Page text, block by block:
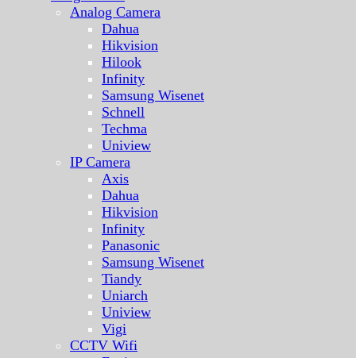
Analog Camera
Dahua
Hikvision
Hilook
Infinity
Samsung Wisenet
Schnell
Techma
Uniview
IP Camera
Axis
Dahua
Hikvision
Infinity
Panasonic
Samsung Wisenet
Tiandy
Uniarch
Uniview
Vigi
CCTV Wifi